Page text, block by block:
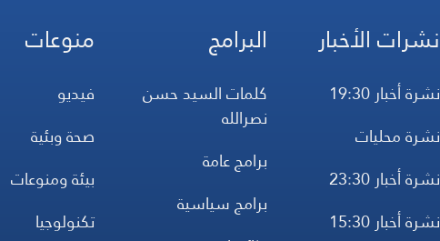
نشرات الأخبار
نشرة أخبار 19:30
نشرة محليات
نشرة أخبار 23:30
نشرة أخبار 15:30
البرامج
كلمات السيد حسن
نصرالله
برامج عامة
برامج سياسية
منوعات
فيديو
صحة وبئية
بيئة ومنوعات
تكنولوجيا